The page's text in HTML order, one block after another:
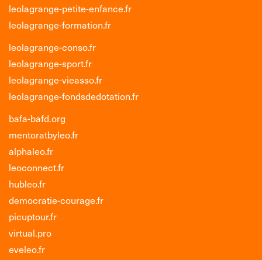
leolagrange-petite-enfance.fr
leolagrange-formation.fr
leolagrange-conso.fr
leolagrange-sport.fr
leolagrange-vieasso.fr
leolagrange-fondsdedotation.fr
bafa-bafd.org
mentoratbyleo.fr
alphaleo.fr
leoconnect.fr
hubleo.fr
democratie-courage.fr
picuptour.fr
virtual.pro
eveleo.fr